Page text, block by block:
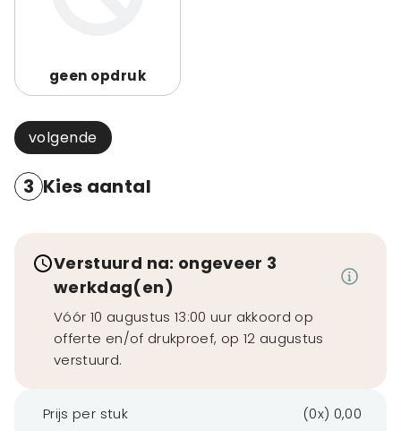
geen opdruk
volgende
3 Kies aantal
Verstuurd na: ongeveer 3
werkdag(en)
Vóór 10 augustus 13:00 uur akkoord op
offerte en/of drukproef, op 12 augustus
verstuurd.
Prijs per stuk
(0x) 0,00